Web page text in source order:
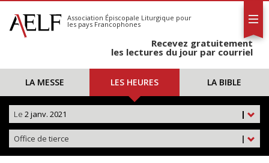
S'abonner
Calendrier
Association Épiscopale Liturgique pour
les pays Francophones
Recevez gratuitement
les lectures du jour par courriel
LA MESSE LES HEURES LA BIBLE
|
Le 2 janv. 2021
|
Office de tierce